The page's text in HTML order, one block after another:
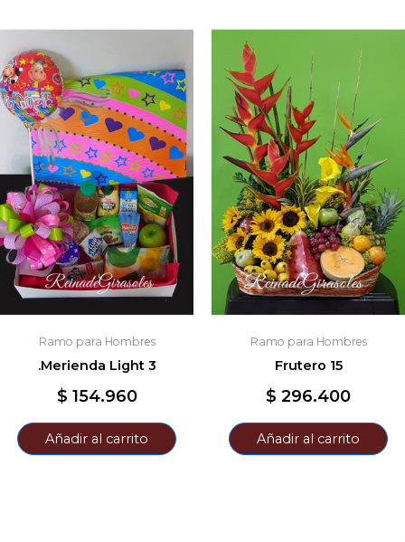
Ramo para Hombres
.Merienda Light 3
$ 154.960
Añadir al carrito
Ramo para Hombres
Frutero 15
$ 296.400
Añadir al carrito